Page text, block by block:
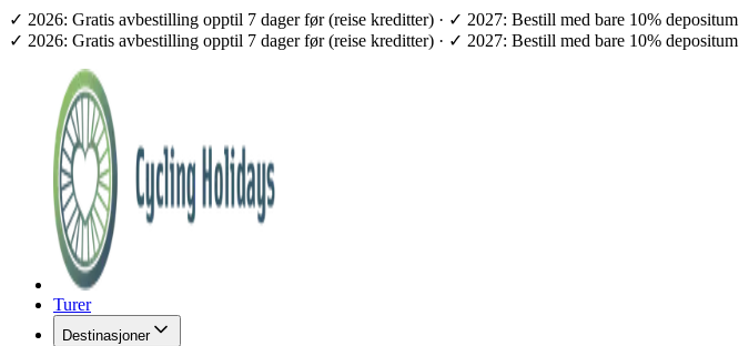
✓ 2026: Gratis avbestilling opptil 7 dager før (reise kreditter) · ✓ 2027: Bestill med bare 10% depositum
✓ 2026: Gratis avbestilling opptil 7 dager før (reise kreditter) · ✓ 2027: Bestill med bare 10% depositum
Turer
Destinasjoner